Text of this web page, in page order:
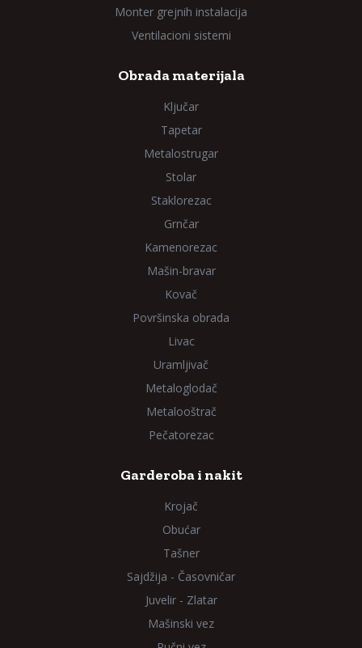
Monter grejnih instalacija
Ventilacioni sistemi
Obrada materijala
Ključar
Tapetar
Metalostrugar
Stolar
Staklorezac
Grnčar
Kamenorezac
Mašin-bravar
Kovač
Površinska obrada
Livac
Uramljivač
Metaloglodač
Metalooštrač
Pečatorezac
Garderoba i nakit
Krojač
Obućar
Tašner
Sajdžija - Časovničar
Juvelir - Zlatar
Mašinski vez